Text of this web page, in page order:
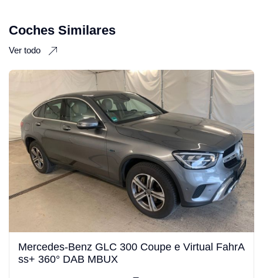
Coches Similares
Ver todo
Mercedes-Benz GLC 300 Coupe e Virtual FahrA
ss+ 360° DAB MBUX